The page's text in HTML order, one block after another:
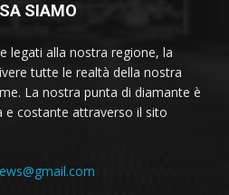
SIAMO
legati alla nostra regione, la
tutte le realtà della nostra
La nostra punta di diamante è
costante attraverso il sito